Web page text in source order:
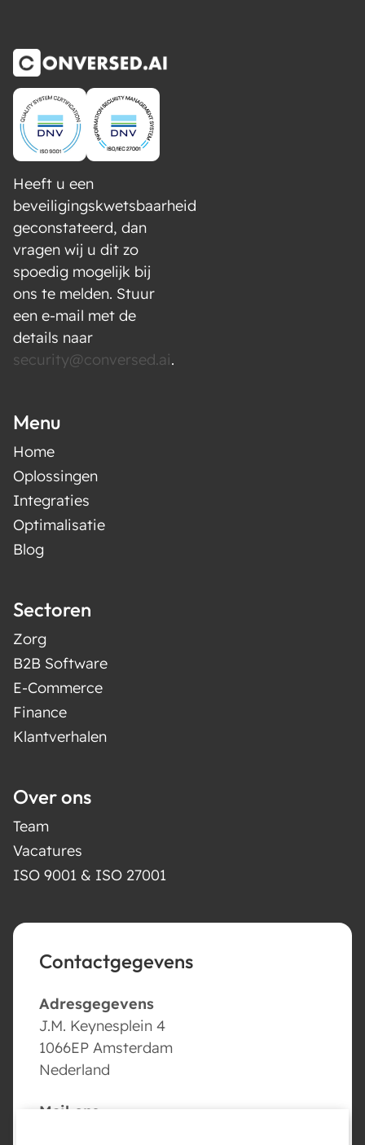
Heeft u een
beveiligingskwetsbaarheid
geconstateerd, dan
vragen wij u dit zo
spoedig mogelijk bij
ons te melden. Stuur
een e-mail met de
details naar
security@conversed.ai.
Menu
Home
Oplossingen
Integraties
Optimalisatie
Blog
Sectoren
Zorg
B2B Software
E-Commerce
Finance
Klantverhalen
Over ons
Team
Vacatures
ISO 9001 & ISO 27001
Contactgegevens
Adresgegevens
J.M. Keynesplein 4
1066EP Amsterdam
Nederland
Mail ons